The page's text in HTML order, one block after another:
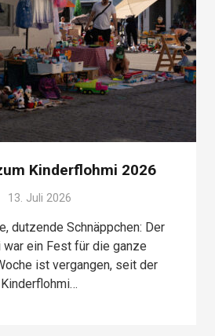
Kinderflohmi 2026
13. Juli 2026
dutzende Schnäppchen: Der
war ein Fest für die ganze
ist vergangen, seit der
Kinderflohmi…